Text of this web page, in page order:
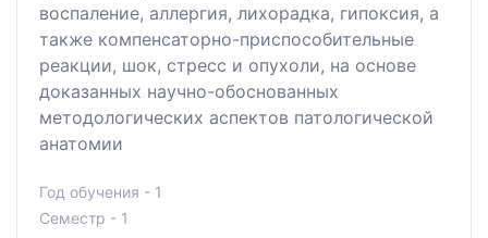
воспаление, аллергия, лихорадка, гипоксия, а
также компенсаторно-приспособительные
реакции, шок, стресс и опухоли, на основе
доказанных научно-обоснованных
методологических аспектов патологической
анатомии
Год обучения - 1
Семестр - 1